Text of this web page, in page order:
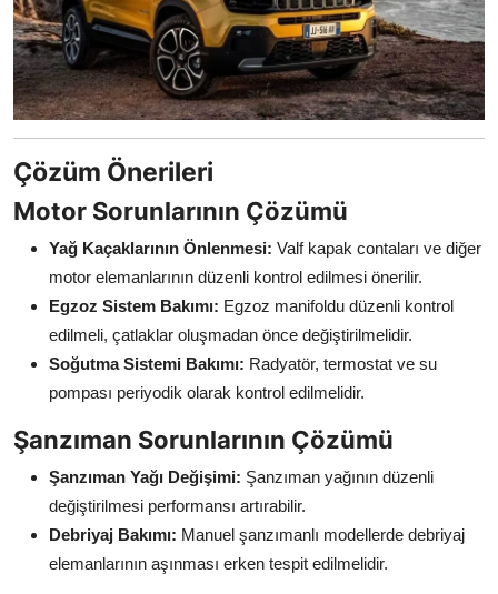
Çözüm Önerileri
Motor Sorunlarının Çözümü
Yağ Kaçaklarının Önlenmesi: Valf kapak contaları ve diğer
motor elemanlarının düzenli kontrol edilmesi önerilir.
Egzoz Sistem Bakımı: Egzoz manifoldu düzenli kontrol
edilmeli, çatlaklar oluşmadan önce değiştirilmelidir.
Soğutma Sistemi Bakımı: Radyatör, termostat ve su
pompası periyodik olarak kontrol edilmelidir.
Şanzıman Sorunlarının Çözümü
Şanzıman Yağı Değişimi: Şanzıman yağının düzenli
değiştirilmesi performansı artırabilir.
Debriyaj Bakımı: Manuel şanzımanlı modellerde debriyaj
elemanlarının aşınması erken tespit edilmelidir.